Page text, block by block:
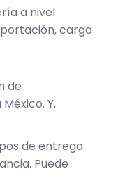
a nivel
carga
de
Y,
de entrega
Puede